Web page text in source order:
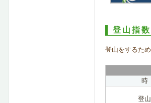
登山指
登山をするた
時
登